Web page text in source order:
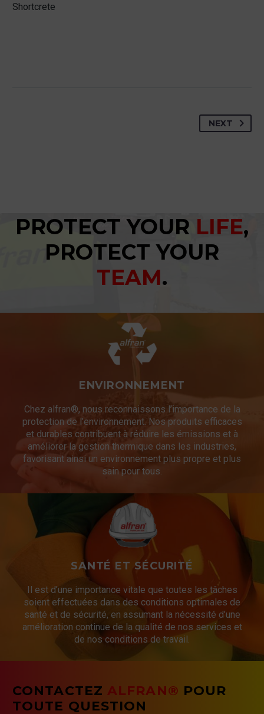
Shortcrete
NEXT
PROTECT YOUR LIFE,
PROTECT YOUR
TEAM.
ENVIRONNEMENT
Chez alfran®, nous reconnaissons l’importance de la
protection de l’environnement. Nos produits efficaces
et durables contribuent à réduire les émissions et à
améliorer la gestion thermique dans les industries,
favorisant ainsi un environnement plus propre et plus
sain pour tous.
SANTÉ ET SÉCURITÉ
Il est d’une importance vitale que toutes les tâches
soient effectuées dans des conditions optimales de
santé et de sécurité, en assumant la nécessité d’une
amélioration continue de la qualité de nos services et
de nos conditions de travail.
CONTACTEZALFRAN® POUR
TOUTE QUESTION